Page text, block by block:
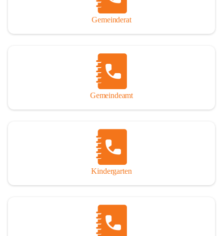
Gemeinderat
Gemeindeamt
Kindergarten